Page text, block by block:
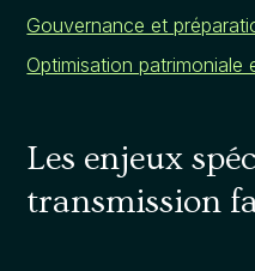
Gouvernance et
Optimisation patrimoniale
Les enjeux
transmission